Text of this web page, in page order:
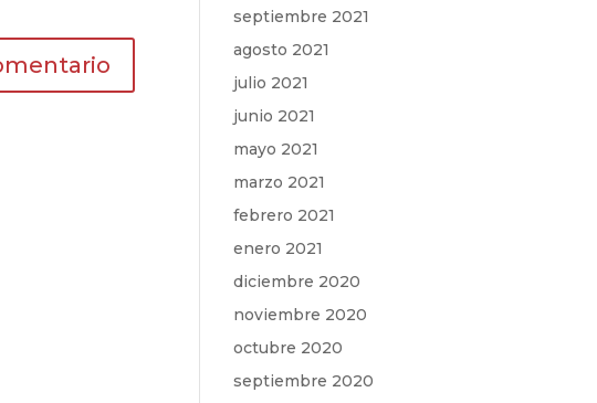
septiembre 2021
agosto 2021
julio 2021
junio 2021
mayo 2021
marzo 2021
febrero 2021
enero 2021
diciembre 2020
noviembre 2020
octubre 2020
septiembre 2020